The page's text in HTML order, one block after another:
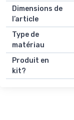
Dimensions de
l’article
Type de
matériau
Produit en
kit?